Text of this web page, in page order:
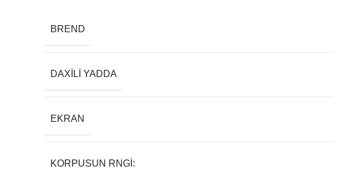
BREND
DAXILI YADDA
EKRAN
KORPUSUN RNGI: